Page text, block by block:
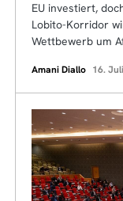
EU investiert,
Lobito-Korridor
Wettbewerb um
Amani Diallo 16.